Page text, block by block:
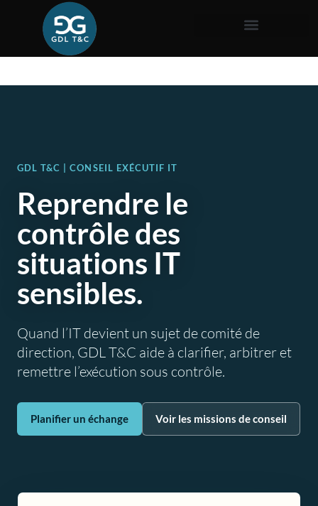
GDL T&C | CONSEIL EXÉCUTIF IT
Reprendre le
contrôle des
situations IT
sensibles.
Quand l’IT devient un sujet de comité de
direction, GDL T&C aide à clarifier, arbitrer et
remettre l’exécution sous contrôle.
Planifier un échange Voir les missions de conseil